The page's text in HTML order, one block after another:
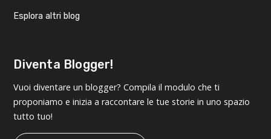
Esplora altri blog
Diventa Blogger!
Vuoi diventare un blogger? Compila il modulo che ti
proponiamo e inizia a raccontare le tue storie in uno spazio
tutto tuo!